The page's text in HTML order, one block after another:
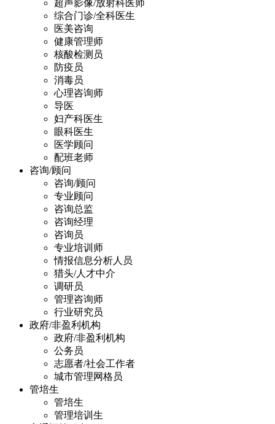
超声影像/放射科医师
综合门诊/全科医生
医美咨询
健康管理师
核酸检测员
防疫员
消毒员
心理咨询师
导医
妇产科医生
眼科医生
医学顾问
配班老师
咨询/顾问
咨询/顾问
专业顾问
咨询总监
咨询经理
咨询员
专业培训师
情报信息分析人员
猎头/人才中介
调研员
管理咨询师
行业研究员
政府/非盈利机构
政府/非盈利机构
公务员
志愿者/社会工作者
城市管理网格员
管培生
管培生
管理培训生